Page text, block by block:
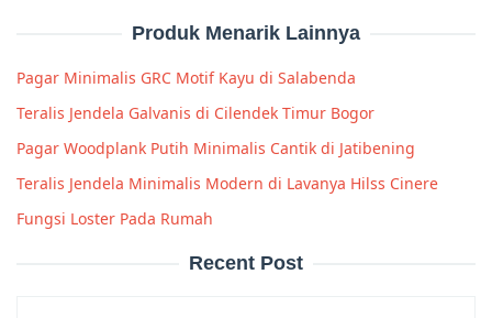
Produk Menarik Lainnya
Pagar Minimalis GRC Motif Kayu di Salabenda
Teralis Jendela Galvanis di Cilendek Timur Bogor
Pagar Woodplank Putih Minimalis Cantik di Jatibening
Teralis Jendela Minimalis Modern di Lavanya Hilss Cinere
Fungsi Loster Pada Rumah
Recent Post